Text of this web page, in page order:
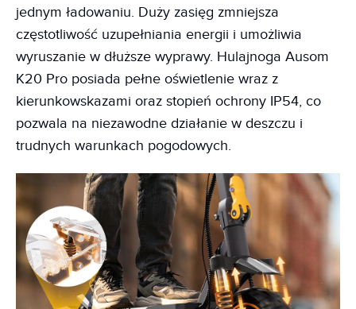
jednym ładowaniu. Duży zasięg zmniejsza
częstotliwość uzupełniania energii i umożliwia
wyruszanie w dłuższe wyprawy. Hulajnoga Ausom
K20 Pro posiada pełne oświetlenie wraz z
kierunkowskazami oraz stopień ochrony IP54, co
pozwala na niezawodne działanie w deszczu i
trudnych warunkach pogodowych.